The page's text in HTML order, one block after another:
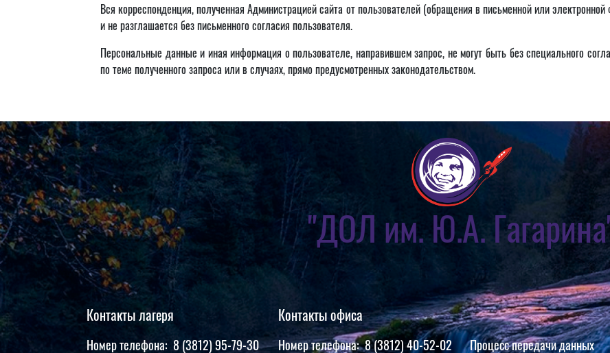
Вся корреспонденция, полученная Администрацией сайта от пользователей (обращения в письменной или
и не разглашается без письменного согласия пользователя.
Персональные данные и иная информация о пользователе, направившем запрос, не могут быть без специального
по теме полученного запроса или в случаях, прямо предусмотренных законодательством.
"ДОЛ им. Ю.А.
Контакты лагеря
Номер телефона: 8 (3812) 95-79-30
Контакты офиса
Номер телефона: 8 (3812) 40-52-02 Процесс передачи данных